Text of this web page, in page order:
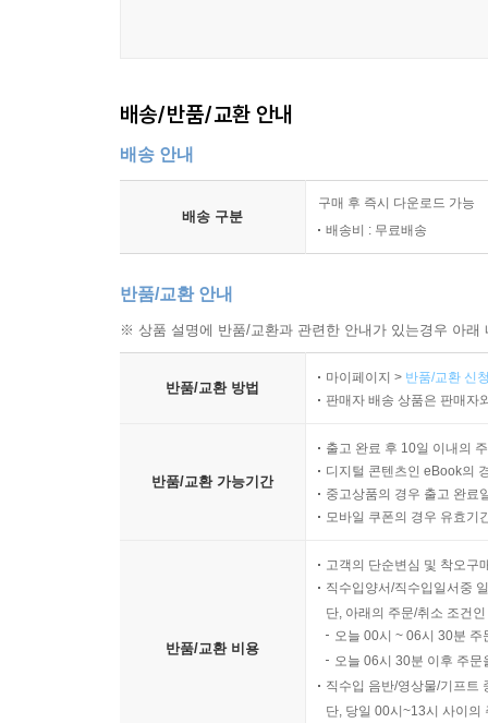
배송/반품/교환 안내
배송 안내
배송 구분
구매 후 즉시 다운로드 가능
배송비 : 무료배송
반품/교환 안내
※ 상품 설명에 반품/교환과 관련한 안내가 있는경우 아
반품/교환 방법
마이페이지 > 반품/교환 신
판매자 배송 상품은 판매자
반품/교환 가능기간
출고 완료 후 10일 이내의
디지털 콘텐츠인 eBook의
중고상품의 경우 출고 완료
모바일 쿠폰의 경우 유효기
반품/교환 비용
고객의 단순변심 및 착오구
직수입양서/직수입일서중
단, 아래의 주문/취소 조건
오늘 00시 ~ 06시 30분
오늘 06시 30분 이후 주
직수입 음반/영상물/기프트
단, 당일 00시~13시 사이의